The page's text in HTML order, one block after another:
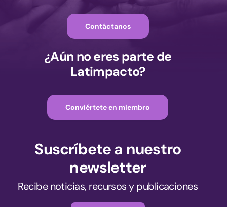
Contáctanos
¿Aún no eres parte de
Latimpacto?
Conviértete en miembro
Suscríbete a nuestro
newsletter
Recibe noticias, recursos y publicaciones